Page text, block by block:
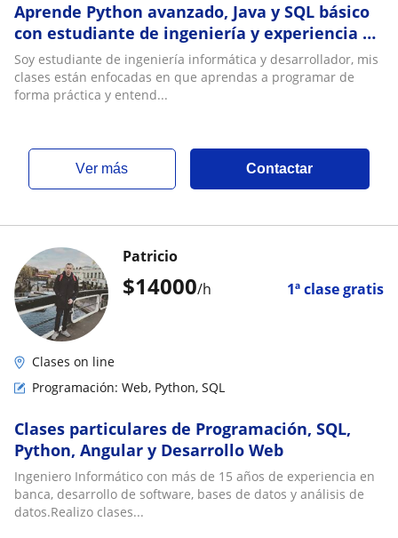
Aprende Python avanzado, Java y SQL básico
con estudiante de ingeniería y experiencia en
desarrollo de proyectos reales
Soy estudiante de ingeniería informática y desarrollador, mis
clases están enfocadas en que aprendas a programar de
forma práctica y entend...
ver más Contactar
$14000/h 1ª clase gratis
Patricio
Clases on line
Programación: Web, Python, SQL
Clases particulares de Programación, SQL,
Python, Angular y Desarrollo Web
Ingeniero Informático con más de 15 años de experiencia en
banca, desarrollo de software, bases de datos y análisis de
datos.Realizo clases...